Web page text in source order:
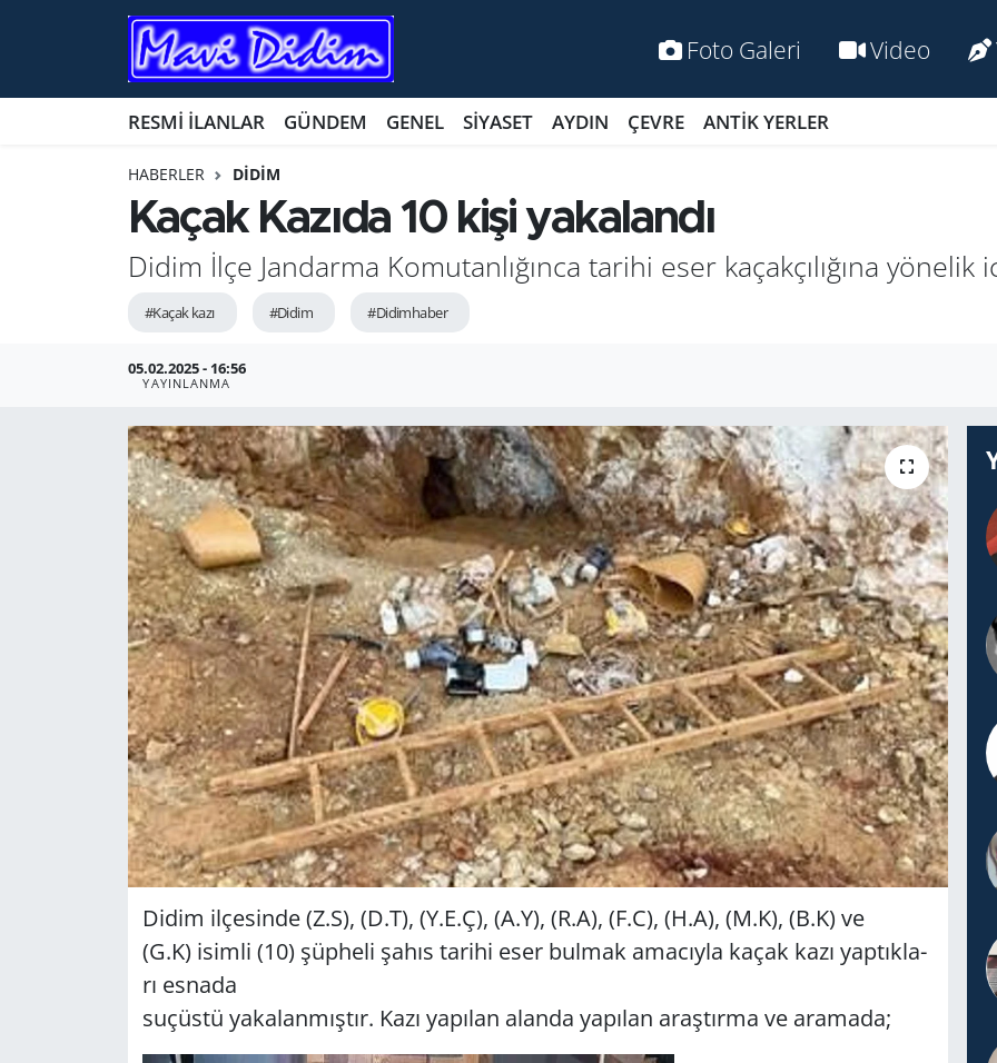
Foto Galeri Video
RESMİ İLANLAR GÜNDEM GENEL SİYASET AYDIN ÇEVRE ANTİK YERLER
HABERLER DİDİM
Kaçak Kazıda 10 kişi yakalandı
Didim İlçe Jan­dar­ma Ko­mu­tan­lı­ğın­ca ta­ri­hi eser ka­çak­çı­lı­ğı­na
#Kaçak kazı #Didim #Didimhaber
05.02.2025 - 16:56
YAYINLANMA
Didim il­çe­sin­de (Z.S), (D.T), (Y.E.Ç), (A.Y), (R.A), (F.C), (H.A), (M.K), (B.K) ve
(G.K) isim­li (10) şüp­he­li şahıs ta­ri­hi eser bul­mak ama­cıy­la kaçak kazı yap­tık­la­
rı es­na­da
su­çüs­tü ya­ka­lan­mış­tır. Kazı ya­pı­lan alan­da ya­pı­lan araş­tır­ma ve ara­ma­da;
ANTİK YERLER
BİLİM VE TEKNOLOJİ
EĞİTİM
EKONOMİ
GÜNDEM
HABERDE İNSAN
KÜLTÜR SANAT
MAGAZİN
POLİTİKA
RESMİ İLANLAR
SAĞLIK
Nöbetçi Eczaneler
Namaz Vakitleri
Trafik Durumu
Süper Lig Puan Durumu ve Fikstür
Tüm Manşetler
Son Dakika Haberleri
Haber Arşivi